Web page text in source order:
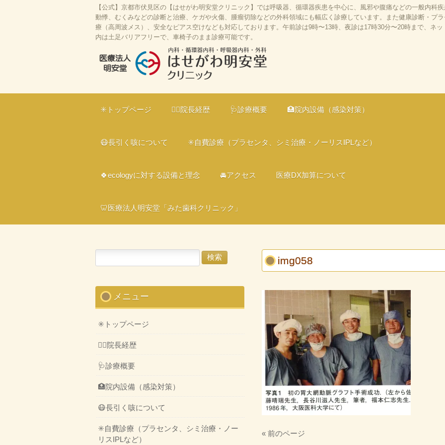
【公式】京都市伏見区の【はせがわ明安堂クリニック】では呼吸器、循環器疾患を中心に、風邪や腹痛などの一般内科
動悸、むくみなどの診断と治療、ケガや火傷、腫瘤切除などの外科領域にも幅広く診療しています。また健康診断・プ
療（高周波メス）、安全なピアス空けなども対応しております。午前診は9時〜13時、夜診は17時30分〜20時まで、ネ
内は土足バリアフリーで、車椅子のまま診療可能です。
はせがわ明安堂クリニックの公式HP、京都市伏見
区の内科、呼吸器科、循環器科、外科の診療、オン
ライン診療、駐車場10台、web予約、バリアフリ
✳️トップページ 👨‍⚕️院長経歴 🩺診療概要 🏥院内設備（感染対策）
😷長引く咳について ✳️自費診療（プラセンタ、シミ治療・ノーリスIPLなど）
🍀ecologyに対する設備と理念 🚘アクセス 医療DX加算について
🦷医療法人明安堂「みた歯科クリニック」
img058
« 前のページ
索:
メニュー
✳️トップページ
👨‍⚕️院長経歴
🩺診療概要
🏥院内設備（感染対策）
😷長引く咳について
✳️自費診療（プラセンタ、シミ治療・ノー
リスIPLなど）